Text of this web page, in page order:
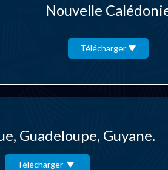
Nouvelle
Télécharger
Guadeloupe, Guyane.
Télécharger